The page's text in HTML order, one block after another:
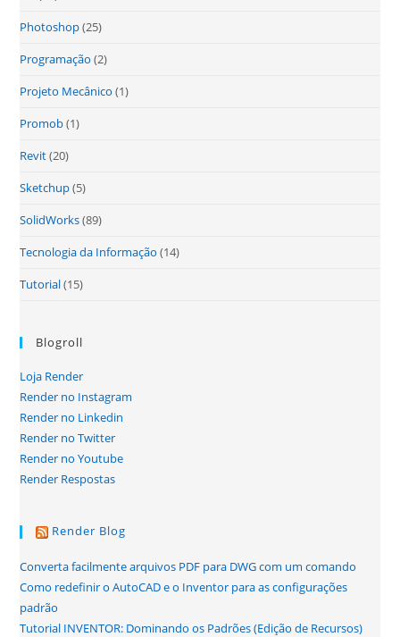
Photoshop(25)
Programação (2)
Projeto Mecânico (1)
Promob(1)
Revit(20)
Sketchup(5)
SolidWorks(89)
Tecnologia da Informação (14)
Tutorial(15)
Blogroll
Loja Render
Render no Instagram
Render no Linkedin
Render no Twitter
Render no Youtube
Render Respostas
Render Blog
Converta facilmente arquivos PDF para DWG com um comando
Como redefinir o AutoCAD e o Inventor para as configurações
padrão
Tutorial INVENTOR: Dominando os Padrões (Edição de Recursos)